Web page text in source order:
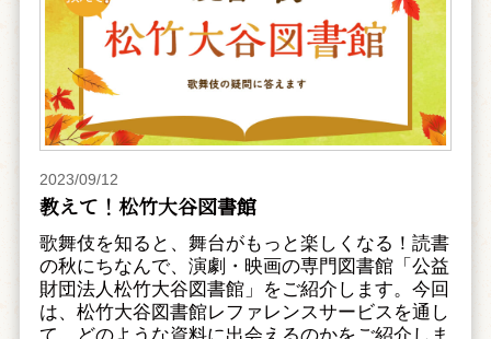
2023/09/12
教えて！松竹大谷図書館
歌舞伎を知ると、舞台がもっと楽しくなる！読書
の秋にちなんで、演劇・映画の専門図書館「公益
財団法人松竹大谷図書館」をご紹介します。今回
は、松竹大谷図書館レファレンスサービスを通し
て、どのような資料に出会えるのかをご紹介しま